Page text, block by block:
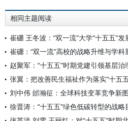
相同主题阅读
赵聚军：“十五五”时期党建引领基层
张翼：把改善民生福祉作为落实“十五
徐晋涛：“十五五”绿色低碳转型的战